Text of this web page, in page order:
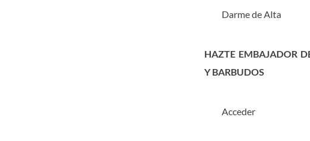
Darme de Alta
HAZTE EMBAJADOR
Y BARBUDOS
Acceder